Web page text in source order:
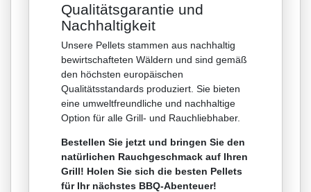
Qualitätsgarantie und
Nachhaltigkeit
Unsere Pellets stammen aus nachhaltig
bewirtschafteten Wäldern und sind gemäß
den höchsten europäischen
Qualitätsstandards produziert. Sie bieten
eine umweltfreundliche und nachhaltige
Option für alle Grill- und Rauchliebhaber.
Bestellen Sie jetzt und bringen Sie den
natürlichen Rauchgeschmack auf Ihren
Grill! Holen Sie sich die besten Pellets
für Ihr nächstes BBQ-Abenteuer!